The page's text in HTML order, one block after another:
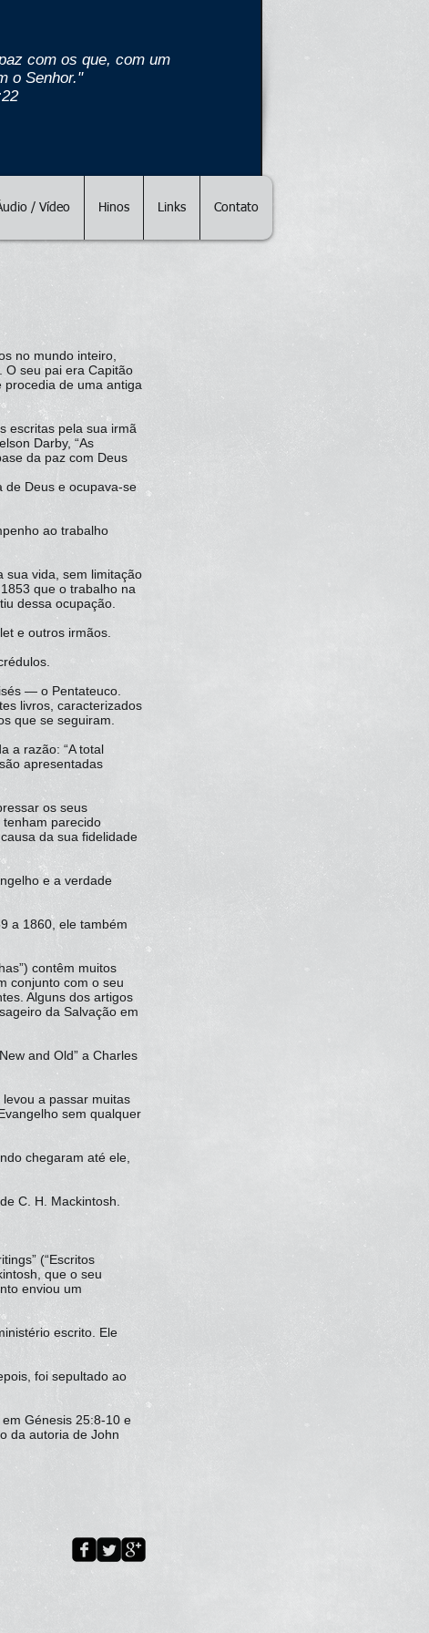
com os que, com um
o Senhor."
/ Vídeo Hinos Links Contato
no mundo inteiro,
O seu pai era Capitão
procedia de uma antiga
escritas pela sua irmã
Darby, “As
da paz com Deus
de Deus e ocupava-se
ao trabalho
sua vida, sem limitação
que o trabalho na
dessa ocupação.
e outros irmãos.
— o Pentateuco.
livros, caracterizados
que se seguiram.
a razão: “A total
apresentadas
os seus
parecido
da sua fidelidade
e a verdade
a 1860, ele também
contêm muitos
conjunto com o seu
Alguns dos artigos
da Salvação em
and Old” a Charles
a passar muitas
sem qualquer
chegaram até ele,
C. H. Mackintosh.
(“Escritos
que o seu
enviou um
escrito. Ele
foi sepultado ao
Génesis 25:8-10 e
da autoria de John